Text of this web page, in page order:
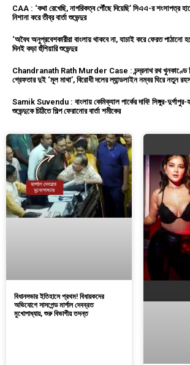
CAA : ‘কথা রেখেছি, নাগরিকত্ব পৌঁছে দিয়েছি’ সিএএ-র শংসাপত্র
নিশানা করে তীব্র বার্তা শুভেন্দুর
‘অবৈধ অনুপ্রবেশকারীরা বাংলায় থাকবে না, যাচাই করে ফেরত পাঠানো
দিনই কড়া হুঁশিয়ারি শুভেন্দুর
Chandranath Rath Murder Case : চন্দ্রনাথ রথ খুনকাণ্ডে
গ্রেফতার দুই ‘মূল মাথা’, বিরোধী দলের ল্যান্ডলাইন নম্বর ঘিরে নতুন
Samik Suvendu : বাংলায় কেমিক্যাল পার্কের দাবি! সিঙ্গুর-দুর্গাপুর-
শুভেন্দুকে চিঠিতে শিল্প ফেরানোর বার্তা শমীকের
বিধানসভার ইতিহাসে প্রথম! বিধায়কদের
অভিযোগে সাসপেন্ড মার্শাল দেবব্রত
মুখোপাধ্যায়, শুরু বিভাগীয় তদন্ত